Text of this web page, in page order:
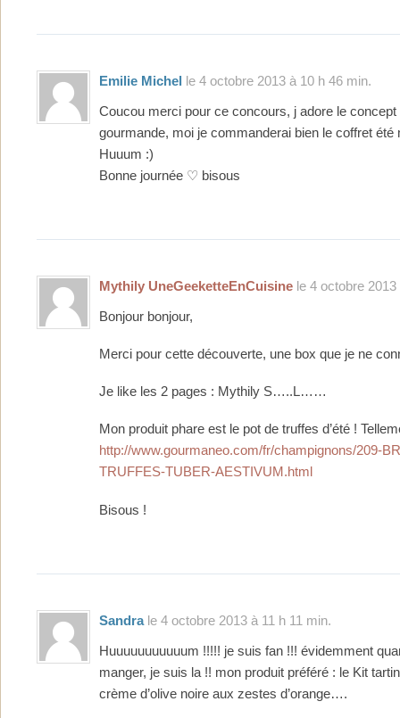
Emilie Michel le 4 octobre 2013 à 10 h 46 min.
Coucou merci pour ce concours, j adore le concept
gourmande, moi je commanderai bien le coffret été
Huuum :)
Bonne journée ♡ bisous
Mythily UneGeeketteEnCuisine le 4 octobre
Bonjour bonjour,
Merci pour cette découverte, une box que je ne
Je like les 2 pages : Mythily S…..L……
Mon produit phare est le pot de truffes d’été !
http://www.gourmaneo.com/fr/champignons/209-
TRUFFES-TUBER-AESTIVUM.html
Bisous !
Sandrale 4 octobre 2013 à 11 h 11 min.
Huuuuuuuuuuum !!!!! je suis fan !!! évidemment
manger, je suis la !! mon produit préféré : le Kit
crème d’olive noire aux zestes d’orange….